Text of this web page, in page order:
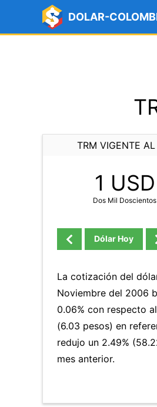
DOLAR-
TRM VIGENTE
1
Dos Mil
Dólar Hoy
La cotización del
Noviembre del 2006
0.06% con respecto
(6.03 pesos) en
redujo un 2.49%
mes anterior.